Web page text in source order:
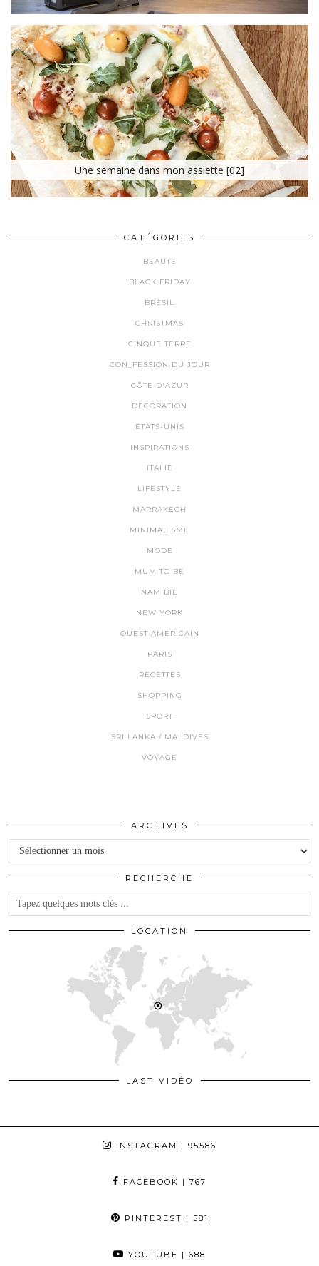
Une semaine dans mon assiette [02]
CATÉGORIES
BEAUTE
BLACK FRIDAY
BRÉSIL
CHRISTMAS
CINQUE TERRE
CON_FESSION DU JOUR
CÔTE D'AZUR
DECORATION
ÉTATS-UNIS
INSPIRATIONS
ITALIE
LIFESTYLE
MARRAKECH
MINIMALISME
MODE
MUM TO BE
NAMIBIE
NEW YORK
OUEST AMERICAIN
PARIS
RECETTES
SHOPPING
SPORT
SRI LANKA / MALDIVES
VOYAGE
ARCHIVES
Archives
RECHERCHE
LOCATION
LAST VIDÉO
INSTAGRAM | 95586
FACEBOOK | 767
PINTEREST | 581
YOUTUBE | 688